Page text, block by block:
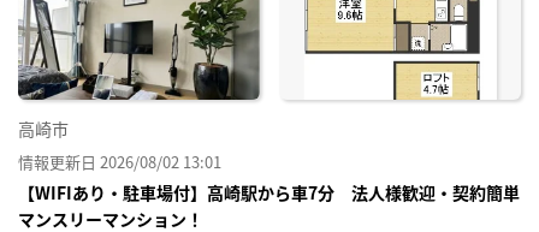
高崎市
情報更新日 2026/08/02 13:01
【WIFIあり・駐車場付】高崎駅から車7分 法人様歓迎・契約簡単
マンスリーマンション！